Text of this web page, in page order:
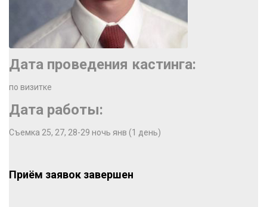
Дата проведения кастинга:
по визитке
Дата работы:
Съемка 25, 27, 28-29 ночь янв (1 день)
Приём заявок завершен